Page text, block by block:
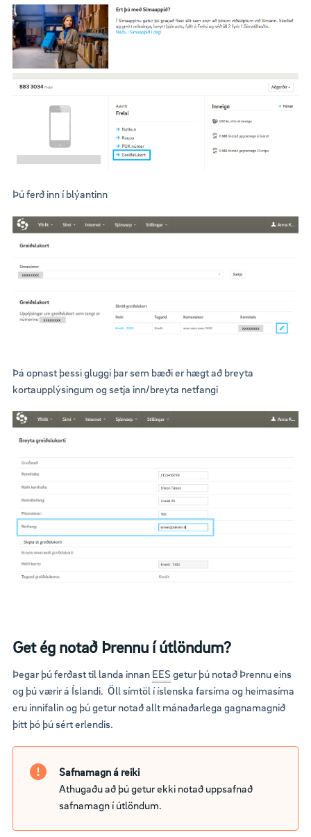
Þú ferð inn í blýantinn
Þá opnast þessi gluggi þar sem bæði er hægt að breyta
kortaupplýsingum og setja inn/breyta netfangi
Get ég notað Þrennu í útlöndum?
Þegar þú ferðast til landa innan EES getur þú notað Þrennu eins
og þú værir á Íslandi. Öll símtöl í íslenska farsíma og heimasíma
eru innifalin og þú getur notað allt mánaðarlega gagnamagnið
þitt þó þú sért erlendis.
Safnamagn á reiki
Athugaðu að þú getur ekki notað uppsafnað
safnamagn í útlöndum.